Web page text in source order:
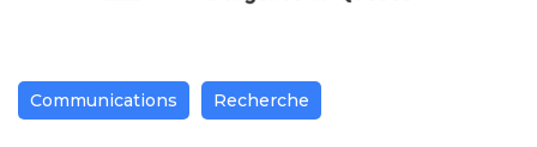
Communications Recherche